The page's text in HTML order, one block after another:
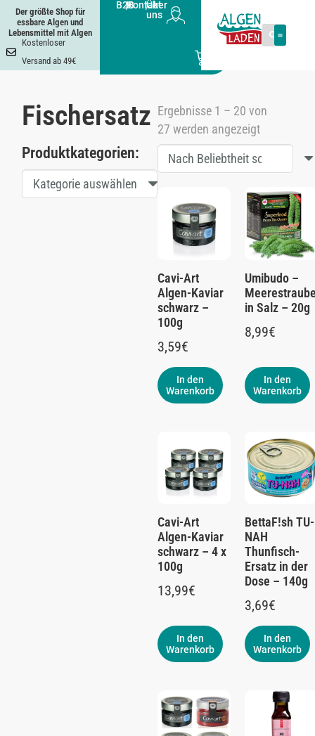
Der größte Shop für
essbare Algen und
Lebensmittel mit Algen
Kostenloser
Versand ab 49€
B2B
|Kontakt
|Über
uns
Fischersatz
Produktkategorien:
Kategorie auswählen
Ergebnisse 1 – 20 von
27 werden angezeigt
Cavi-Art
Algen-Kaviar
schwarz –
100g
3,59€
In den
Warenkorb
Umibudo –
in Salz – 20g
8,99€
In den
Warenkorb
Cavi-Art
Algen-Kaviar
schwarz – 4 x
100g
13,99€
In den
Warenkorb
BettaF!sh TU-
NAH
Thunfisch-
Ersatz in der
Dose – 140g
3,69€
In den
Warenkorb